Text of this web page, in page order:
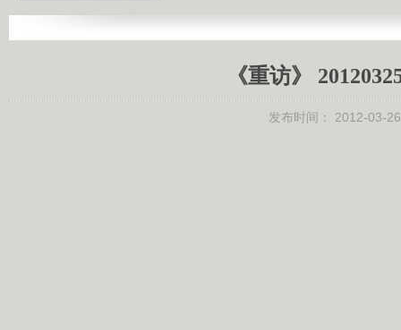
《重访》
发布时间： 2012-03-